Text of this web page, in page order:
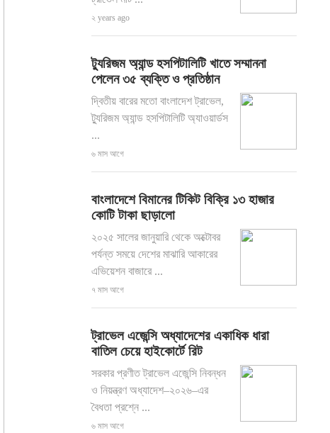
২ years ago
ট্যুরিজম অ্যান্ড হসপিটালিটি খাতে সম্মাননা
পেলেন ৩৫ ব্যক্তি ও প্রতিষ্ঠান
দ্বিতীয় বারের মতো বাংলাদেশ ট্রাভেল,
ট্যুরিজম অ্যান্ড হসপিটালিটি অ্যাওয়ার্ডস
...
৬ মাস আগে
বাংলাদেশে বিমানের টিকিট বিক্রি ১৩ হাজার
কোটি টাকা ছাড়ালো
২০২৫ সালের জানুয়ারি থেকে অক্টোবর
পর্যন্ত সময়ে দেশের মাঝারি আকারের
এভিয়েশন বাজারে ...
৭ মাস আগে
ট্রাভেল এজেন্সি অধ্যাদেশের একাধিক ধারা
বাতিল চেয়ে হাইকোর্টে রিট
সরকার প্রণীত ট্রাভেল এজেন্সি নিবন্ধন
ও নিয়ন্ত্রণ অধ্যাদেশ–২০২৬–এর
বৈধতা প্রশ্নে ...
৬ মাস আগে